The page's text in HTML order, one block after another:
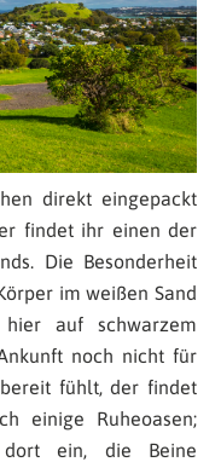
direkt eingepackt
findet ihr einen der
Die Besonderheit
im weißen Sand
auf schwarzem
noch nicht für
fühlt, der findet
einige Ruheoasen;
ein, die Beine